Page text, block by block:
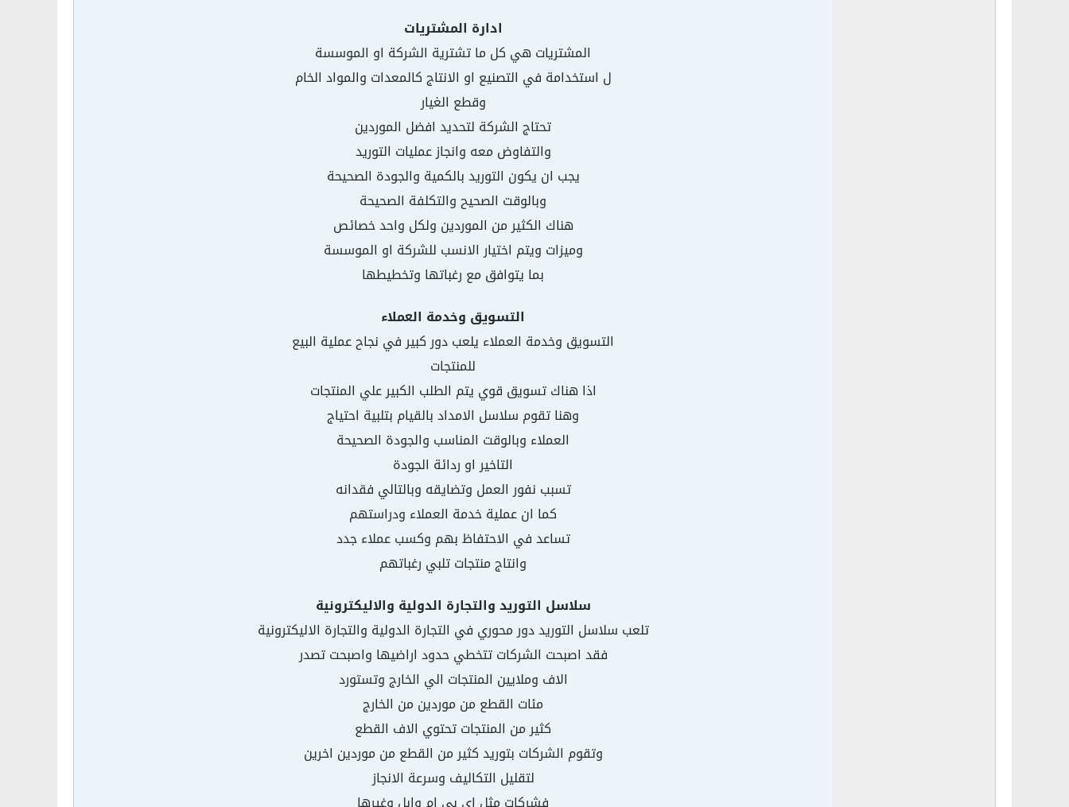
ادارة المشتريات
المشتريات هي كل ما تشترية الشركة او الموسسة
ل استخدامة في التصنيع او الانتاج كالمعدات والمواد الخام
وقطع الغيار
تحتاج الشركة لتحديد افضل الموردين
والتفاوض معه وانجاز عمليات التوريد
يجب ان يكون التوريد بالكمية والجودة الصحيحة
وبالوقت الصحيح والتكلفة الصحيحة
هناك الكثير من الموردين ولكل واحد خصائص
وميزات ويتم اختيار الانسب للشركة او الموسسة
بما يتوافق مع رغباتها وتخطيطها
التسويق وخدمة العملاء
التسويق وخدمة العملاء يلعب دور كبير في نجاح عملية البيع
للمنتجات
اذا هناك تسويق قوي يتم الطلب الكبير علي المنتجات
وهنا تقوم سلاسل الامداد بالقيام بتلبية احتياج
العملاء وبالوقت المناسب والجودة الصحيحة
التاخير او ردائة الجودة
تسبب نفور العمل وتضايقه وبالتالي فقدانه
كما ان عملية خدمة العملاء ودراستهم
تساعد في الاحتفاظ بهم وكسب عملاء جدد
وانتاج منتجات تلبي رغباتهم
سلاسل التوريد والتجارة الدولية والاليكترونية
تلعب سلاسل التوريد دور محوري في التجارة الدولية والتجارة الاليكترونية
فقد اصبحت الشركات تتخطي حدود اراضيها واصبحت تصدر
الاف وملايين المنتجات الي الخارج وتستورد
مئات القطع من موردين من الخارج
كثير من المنتجات تحتوي الاف القطع
وتقوم الشركات بتوريد كثير من القطع من موردين اخرين
لتقليل التكاليف وسرعة الانجاز